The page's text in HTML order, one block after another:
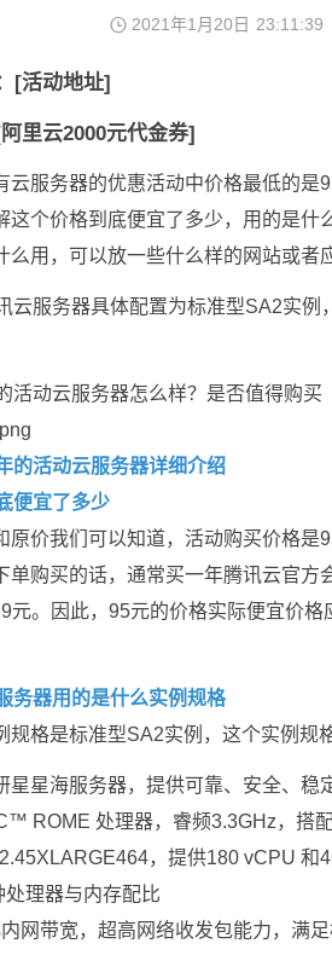
2021年1月20日 23:11:39
[活动地址]
里云2000元代金券]
云服务器的优惠活动中价格最低的
这个价格到底便宜了多少，用的是
么用，可以放一些什么样的网站或者
云服务器具体配置为标准型SA2实例
的活动云服务器详细介绍
便宜了多少
原价我们可以知道，活动购买价格
单购买的话，通常买一年腾讯云官
元。因此，95元的价格实际便宜价
务器用的是什么实例规格
规格是标准型SA2实例，这个实例规
星星海服务器，提供可靠、安全、稳
ROME 处理器，睿频3.3GHz，搭
，提供180 vCPU 和
理器与内存配比
网带宽，超高网络收发包能力，满